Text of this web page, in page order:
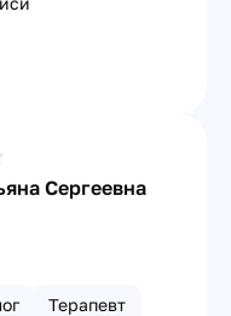
Сергеевна
Терапевт